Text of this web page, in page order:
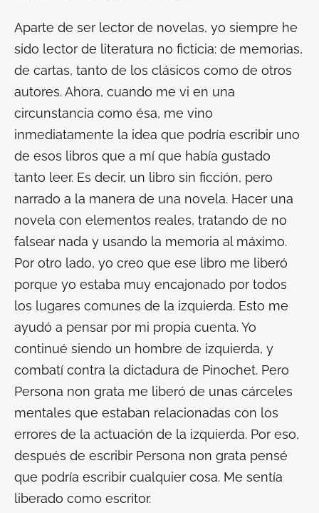
Aparte de ser lector de novelas, yo siempre he
sido lector de literatura no ficticia: de memorias,
de cartas, tanto de los clásicos como de otros
autores. Ahora, cuando me vi en una
circunstancia como ésa, me vino
inmediatamente la idea que podría escribir uno
de esos libros que a mí que había gustado
tanto leer. Es decir, un libro sin ficción, pero
narrado a la manera de una novela. Hacer una
novela con elementos reales, tratando de no
falsear nada y usando la memoria al máximo.
Por otro lado, yo creo que ese libro me liberó
porque yo estaba muy encajonado por todos
los lugares comunes de la izquierda. Esto me
ayudó a pensar por mi propia cuenta. Yo
continué siendo un hombre de izquierda, y
combatí contra la dictadura de Pinochet. Pero
Persona non grata me liberó de unas cárceles
mentales que estaban relacionadas con los
errores de la actuación de la izquierda. Por eso,
después de escribir Persona non grata pensé
que podría escribir cualquier cosa. Me sentía
liberado como escritor.